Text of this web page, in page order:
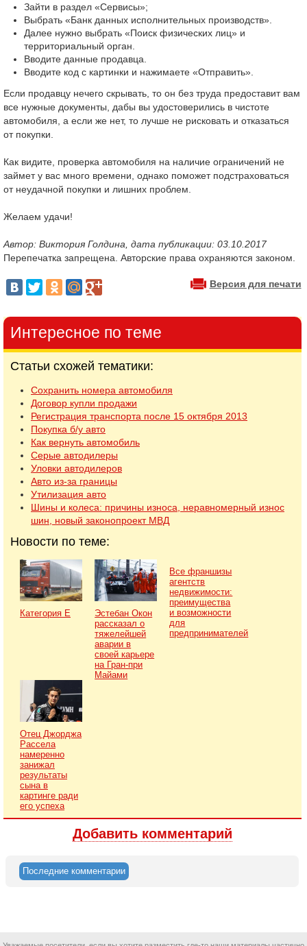
Зайти в раздел «Сервисы»;
Выбрать «Банк данных исполнительных производств».
Далее нужно выбрать «Поиск физических лиц» и
территориальный орган.
Вводите данные продавца.
Вводите код с картинки и нажимаете «Отправить».
Если продавцу нечего скрывать, то он без труда предоставит вам
все нужные документы, дабы вы удостоверились в чистоте
автомобиля, а если же нет, то лучше не рисковать и отказаться
от покупки.
Как видите, проверка автомобиля на наличие ограничений не
займет у вас много времени, однако поможет подстраховаться
от неудачной покупки и лишних проблем.
Желаем удачи!
Автор: Виктория Голдина, дата публикации: 03.10.2017
Перепечатка запрещена. Авторские права охраняются законом.
Версия для печати
Интересное по теме
Статьи схожей тематики:
Сохранить номера автомобиля
Договор купли продажи
Регистрация транспорта после 15 октября 2013
Покупка б/у авто
Как вернуть автомобиль
Серые автодилеры
Уловки автодилеров
Авто из-за границы
Утилизация авто
Шины и колеса: причины износа, неравномерный износ
шин, новый законопроект МВД
Новости по теме:
Категория Е
Эстебан Окон
рассказал о
тяжелейшей
аварии в
своей карьере
на Гран-при
Майами
Все франшизы
агентств
недвижимости:
преимущества
и возможности
для
предпринимателей
Отец Джорджа
Рассела
намеренно
занижал
результаты
сына в
картинге ради
его успеха
Добавить комментарий
Последние комментарии